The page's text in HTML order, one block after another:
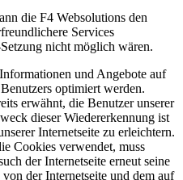
die F4 Websolutions den
Services
nicht möglich wären.
und Angebote auf
optimiert werden.
erwähnt, die Benutzer unserer
dieser Wiedererkennung ist
Internetseite zu erleichtern.
Cookies verwendet, muss
der Internetseite erneut seine
der Internetseite und dem auf